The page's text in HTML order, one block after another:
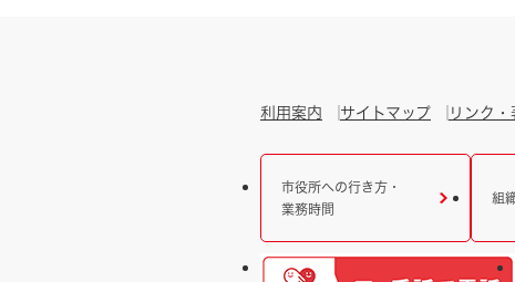
利用案内 サイトマップ リンク
市役所への行き方・
業務時間
組